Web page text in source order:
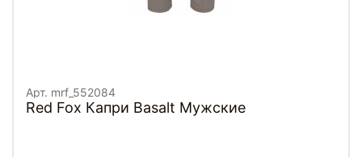
Арт. mrf_552084
Red Fox Капри Basalt Мужские